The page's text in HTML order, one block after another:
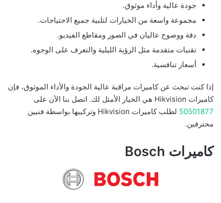
جودة عالية وأداء موثوق.
مجموعة واسعة من الخيارات لتلبية جميع الاحتياجات.
دقة ووضوح عاليان في الصور ومقاطع الفيديو.
تقنيات متقدمة مثل الرؤية الليلية والتعرف على الوجوه.
أسعار تنافسية.
إذا كنت تبحث عن كاميرات مراقبة عالية الجودة والأداء الموثوق، فإن
كاميرات Hikvision هي الخيار الأمثل لك. اتصل بنا الآن على
50501877
لطلب كاميرات Hikvision وتركيبها بواسطة فنيين
محترفين.
كاميرات Bosch